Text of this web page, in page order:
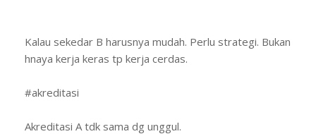
Kalau sekedar B harusnya mudah. Perlu strategi. Bukan
hnaya kerja keras tp kerja cerdas.
#akreditasi
Akreditasi A tdk sama dg unggul.